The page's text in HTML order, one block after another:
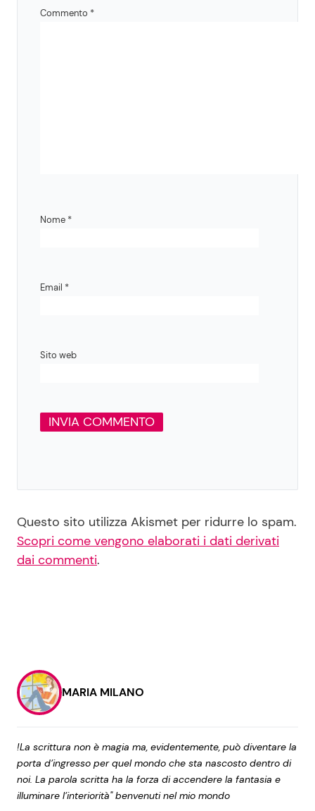
Commento *
Nome *
Email *
Sito web
Questo sito utilizza Akismet per ridurre lo spam.
Scopri come vengono elaborati i dati derivati
dai commenti.
MARIA MILANO
!La scrittura non è magia ma, evidentemente, può diventare la
porta d’ingresso per quel mondo che sta nascosto dentro di
noi. La parola scritta ha la forza di accendere la fantasia e
illuminare l’interiorità" benvenuti nel mio mondo